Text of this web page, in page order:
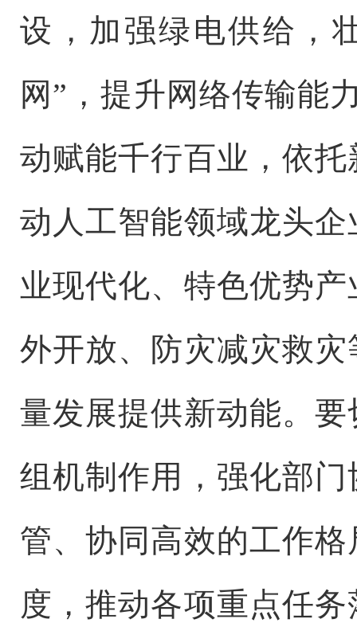
设，加强绿电供给，
网”，提升网络传输能
动赋能千行百业，依
动人工智能领域龙头
业现代化、特色优势
外开放、防灾减灾救
量发展提供新动能。
组机制作用，强化部
管、协同高效的工作
度，推动各项重点任